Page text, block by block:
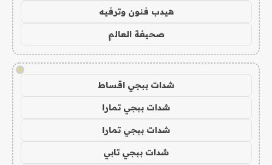
هيدب فنون وترفيه
صحيفة العالم
!
شدات ببجي اقساط
شدات ببجي تمارا
شدات ببجي تمارا
شدات ببجي تابي